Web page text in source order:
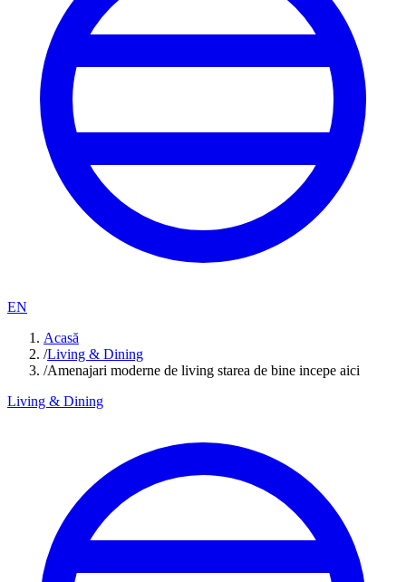
EN
Acasă
/Living & Dining
/Amenajari moderne de living starea de bine incepe aici
Living & Dining